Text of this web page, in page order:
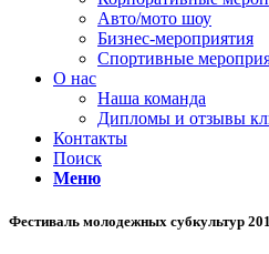
Авто/мото шоу
Бизнес-мероприятия
Спортивные
О нас
Наша команда
Дипломы и отзывы
Контакты
Поиск
Меню
Фестиваль молодежных субкультур